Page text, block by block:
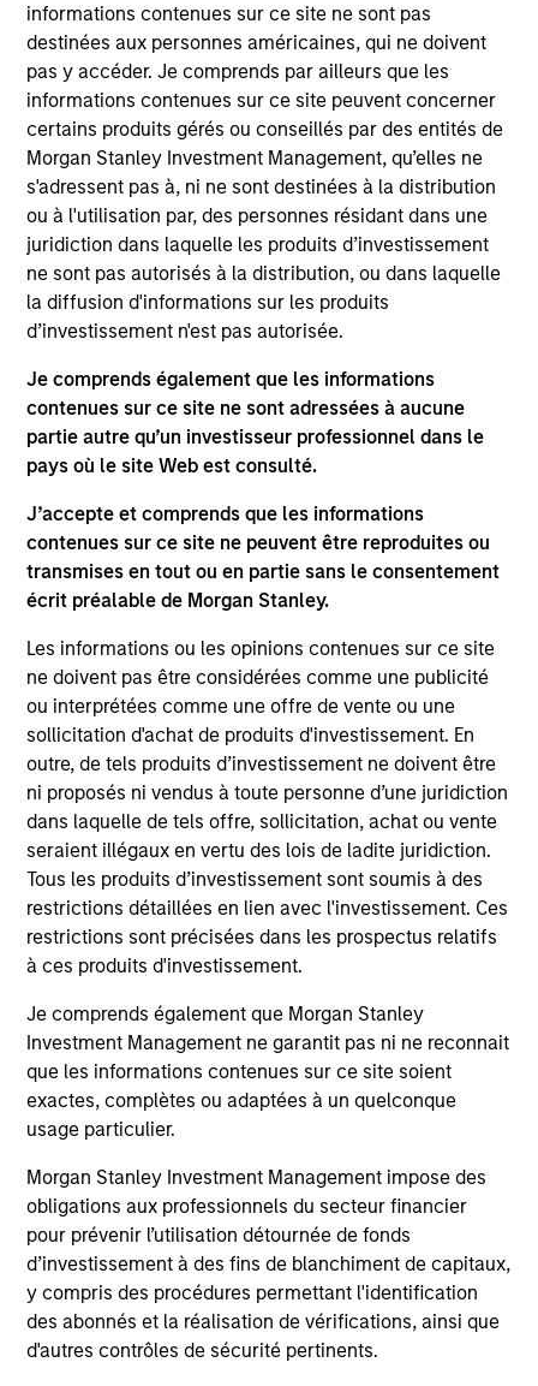
informations contenues sur ce site ne sont pas
destinées aux personnes américaines, qui ne doivent
pas y accéder. Je comprends par ailleurs que les
informations contenues sur ce site peuvent concerner
certains produits gérés ou conseillés par des entités de
Morgan Stanley Investment Management, qu’elles ne
s'adressent pas à, ni ne sont destinées à la distribution
ou à l'utilisation par, des personnes résidant dans une
juridiction dans laquelle les produits d’investissement
ne sont pas autorisés à la distribution, ou dans laquelle
la diffusion d'informations sur les produits
d’investissement n'est pas autorisée.
Je comprends également que les informations
contenues sur ce site ne sont adressées à aucune
partie autre qu’un investisseur professionnel dans le
pays où le site Web est consulté.
J’accepte et comprends que les informations
contenues sur ce site ne peuvent être reproduites ou
transmises en tout ou en partie sans le consentement
écrit préalable de Morgan Stanley.
Les informations ou les opinions contenues sur ce site
ne doivent pas être considérées comme une publicité
ou interprétées comme une offre de vente ou une
sollicitation d'achat de produits d'investissement. En
outre, de tels produits d’investissement ne doivent être
ni proposés ni vendus à toute personne d’une juridiction
dans laquelle de tels offre, sollicitation, achat ou vente
seraient illégaux en vertu des lois de ladite juridiction.
Tous les produits d’investissement sont soumis à des
restrictions détaillées en lien avec l'investissement. Ces
restrictions sont précisées dans les prospectus relatifs
à ces produits d'investissement.
Je comprends également que Morgan Stanley
Investment Management ne garantit pas ni ne reconnait
que les informations contenues sur ce site soient
exactes, complètes ou adaptées à un quelconque
usage particulier.
Morgan Stanley Investment Management impose des
obligations aux professionnels du secteur financier
pour prévenir l’utilisation détournée de fonds
d’investissement à des fins de blanchiment de capitaux,
y compris des procédures permettant l'identification
des abonnés et la réalisation de vérifications, ainsi que
d'autres contrôles de sécurité pertinents.
needs rather than standardized investment
products
DANS LES MÉDIAS
Head of Fixed Income Solutions at
Parametric: Jonathan Rocafort on
InvestmentNews
In an interview with InvestmentNews, Jonathan
Parametric Portfolio Associates, discusses the
potential advantages of tax-optimized bond
ladders compared with traditional fixed-income
portfolios.
28 JUIL. 2026
DANS LES MÉDIAS
Head of North America Private Credit:
Ashwin Krishnan on Levered Lines
Podcast
In a recent episode of LevFin Insights, Ashwin
Krishnan, Head of Morgan Stanley North America
Private Credit, discusses the evolution of private
credit beyond traditional direct lending and the
growing role of opportunistic credit in today's
market.
28 JUIL. 2026